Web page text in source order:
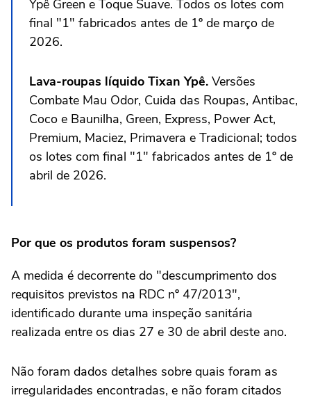
Ypê Green e Toque Suave. Todos os lotes com
final "1" fabricados antes de 1º de março de
2026.
Lava-roupas líquido Tixan Ypê. Versões
Combate Mau Odor, Cuida das Roupas, Antibac,
Coco e Baunilha, Green, Express, Power Act,
Premium, Maciez, Primavera e Tradicional; todos
os lotes com final "1" fabricados antes de 1º de
abril de 2026.
Por que os produtos foram suspensos?
A medida é decorrente do "descumprimento dos
requisitos previstos na RDC nº 47/2013",
identificado durante uma inspeção sanitária
realizada entre os dias 27 e 30 de abril deste ano.
Não foram dados detalhes sobre quais foram as
irregularidades encontradas, e não foram citados